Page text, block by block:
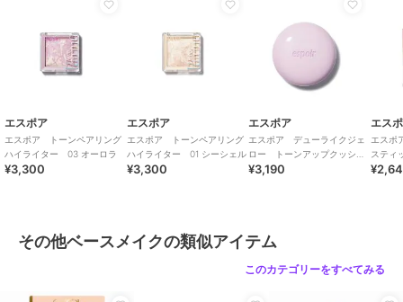
エスポア
エスポア トーンペアリング
ハイライター 03 オーロラ
¥3,300
エスポア
エスポア トーンペアリング
ハイライター 01 シーシェル
¥3,300
エスポア
エスポア デューライクジェ
ロー トーンアップクッショ
ン ニュートラルモーブ
¥3,190
エス
エスポ
スティ
ー ０
その他ベースメイクの類似アイテム
このカテゴリーをすべてみる